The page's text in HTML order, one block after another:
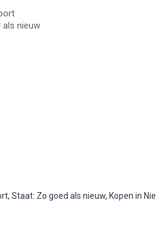
als nieuw
Staat: Zo goed als nieuw, Kopen in Niel